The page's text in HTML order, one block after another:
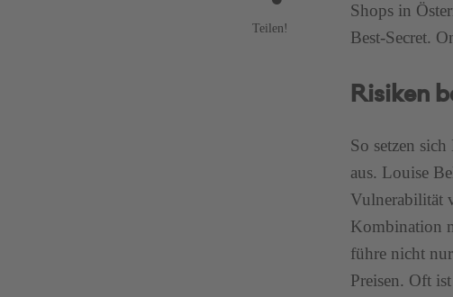
Teilen!
Shops in
Best-Secret.
Risiken
So setzen
aus. Louise
Vulnerabilität
Kombination
führe nicht
Preisen. Oft